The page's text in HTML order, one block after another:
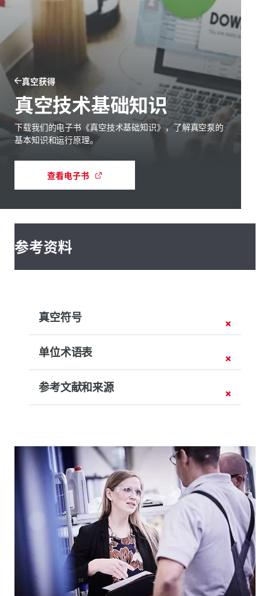
真空获得
真空技术基础知识
下载我们的电子书《真空技术基础知识》，了解真空泵的
基本知识和运行原理。
查看电子书
参考资料
真空符号
单位术语表
参考文献和来源